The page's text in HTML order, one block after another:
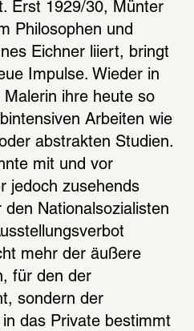
Erst 1929/30, Münter
Philosophen und
Eichner liiert, bringt
Impulse. Wieder in
ihre heute so
Arbeiten wie
abstrakten Studien.
mit und vor
jedoch zusehends
Nationalsozialisten
mehr der äußere
für den der
sondern der
das Private bestimmt